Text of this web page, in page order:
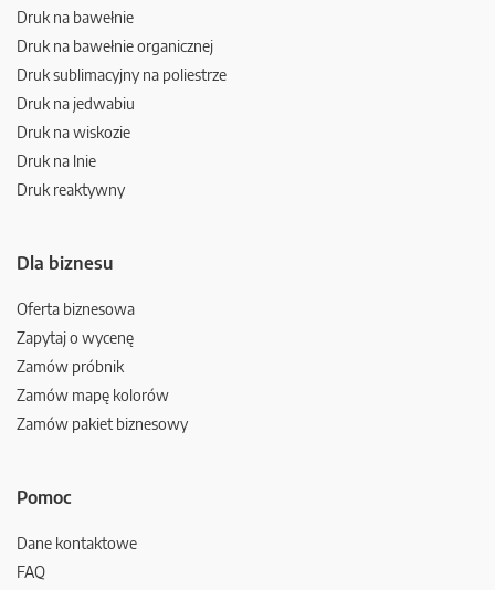
Druk na bawełnie
Druk na bawełnie organicznej
Druk sublimacyjny na poliestrze
Druk na jedwabiu
Druk na wiskozie
Druk na lnie
Druk reaktywny
Dla biznesu
Oferta biznesowa
Zapytaj o wycenę
Zamów próbnik
Zamów mapę kolorów
Zamów pakiet biznesowy
Pomoc
Dane kontaktowe
FAQ